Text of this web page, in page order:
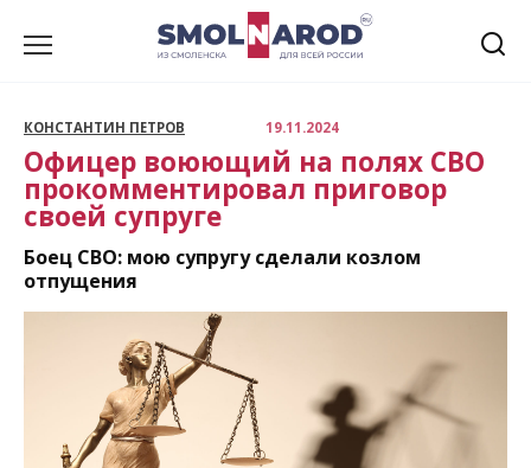
КОНСТАНТИН ПЕТРОВ 19.11.2024
Офицер воюющий на полях СВО
прокомментировал приговор
своей супруге
Боец СВО: мою супругу сделали козлом
отпущения